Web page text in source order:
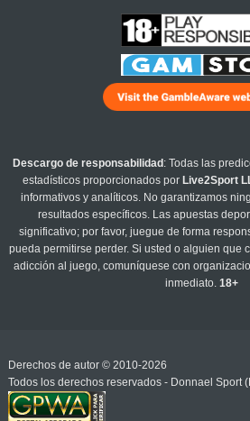
Descargo de responsabilidad : Todas las
estadísticos proporcionados por Live2Sport
informativos y analíticos. No garantizamos
resultados específicos. Las apuestas
significativo; por favor, juegue de forma
pueda permitirse perder. Si usted o alguien que
adicción al juego, comuníquese con
inmediato.18+
Derechos de autor © 2010-2026
Todos los derechos reservados - Donnael Sport